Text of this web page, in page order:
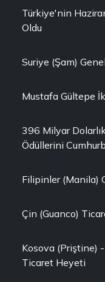
Türkiye'nin
Oldu
Suriye (Şam)
Mustafa Gültepe
396 Milyar
Ödüllerini
Filipinler (Manila)
Çin (Guanco)
Kosova (Priştine)
Ticaret Heyeti